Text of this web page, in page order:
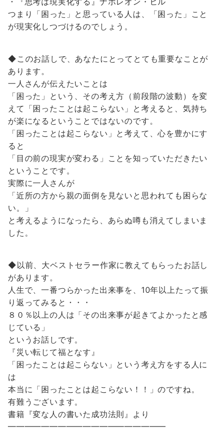
つまり「困った」と思っている人は、「困った」こと
が現実化しつづけるのでしょう。
◆このお話しで、あなたにとってとても重要なことが
あります。
一人さんが伝えたいことは
「困った」という、その考え方（前段階の波動）を変
えて「困ったことは起こらない」と考えると、気持ち
が楽になるということではないのです。
「困ったことは起こらない」と考えて、心を豊かにす
ると
「目の前の現実が変わる」ことを知っていただきたい
ということです。
実際に一人さんが
「近所の方から親の面倒を見ないと思われても困らな
い。」
と考えるようになったら、あらぬ噂も消えてしまいま
した。
◆以前、大ベストセラー作家に教えてもらったお話し
があります。
人生で、一番つらかった出来事を、10年以上たって振
り返ってみると・・・
８０％以上の人は「その出来事が起きてよかったと感
じている」
というお話しです。
『災い転じて福となす』
「困ったことは起こらない」という考え方をする人に
は
本当に「困ったことは起こらない！！」のですね。
有難うございます。
書籍『変な人の書いた成功法則』より
━━━━━━━━━━━━━━━━━━━